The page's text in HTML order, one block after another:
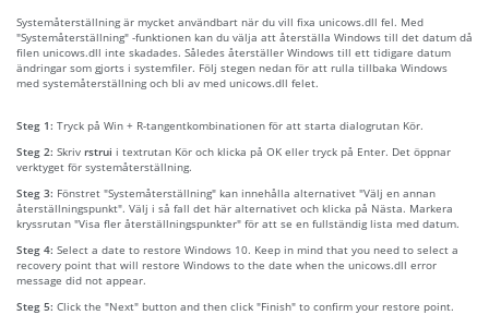
Systemåterställning är mycket användbart när du vill fixa unicows.dll fel. Med
"Systemåterställning" -funktionen kan du välja att återställa Windows till det datum då
filen unicows.dll inte skadades. Således återställer Windows till ett tidigare datum
ändringar som gjorts i systemfiler. Följ stegen nedan för att rulla tillbaka Windows
med systemåterställning och bli av med unicows.dll felet.
Steg 1: Tryck på Win + R-tangentkombinationen för att starta dialogrutan Kör.
Steg 2: Skriv rstrui i textrutan Kör och klicka på OK eller tryck på Enter. Det öppnar
verktyget för systemåterställning.
Steg 3: Fönstret "Systemåterställning" kan innehålla alternativet "Välj en annan
återställningspunkt". Välj i så fall det här alternativet och klicka på Nästa. Markera
kryssrutan "Visa fler återställningspunkter" för att se en fullständig lista med datum.
Steg 4: Select a date to restore Windows 10. Keep in mind that you need to select a
recovery point that will restore Windows to the date when the unicows.dll error
message did not appear.
Steg 5: Click the "Next" button and then click "Finish" to confirm your restore point.